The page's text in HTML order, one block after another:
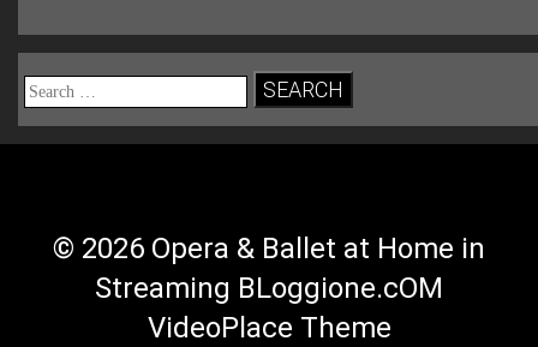
Search
for:
© 2026 Opera & Ballet at Home in
Streaming BLoggione.cOM
VideoPlace Theme